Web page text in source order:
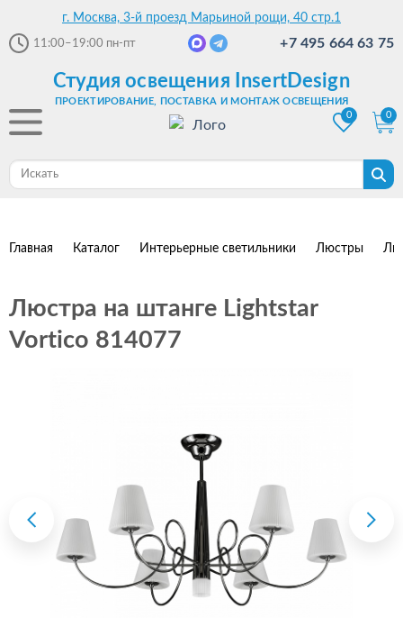
г. Москва, 3-й проезд Марьиной рощи, 40 стр.1
11:00–19:00 пн-пт +7 495 664 63 75
Студия освещения InsertDesign
ПРОЕКТИРОВАНИЕ, ПОСТАВКА И МОНТАЖ ОСВЕЩЕНИЯ
0
0
Главная Каталог Интерьерные светильники Люстры
Люстра на штанге Lightstar
Vortico 814077